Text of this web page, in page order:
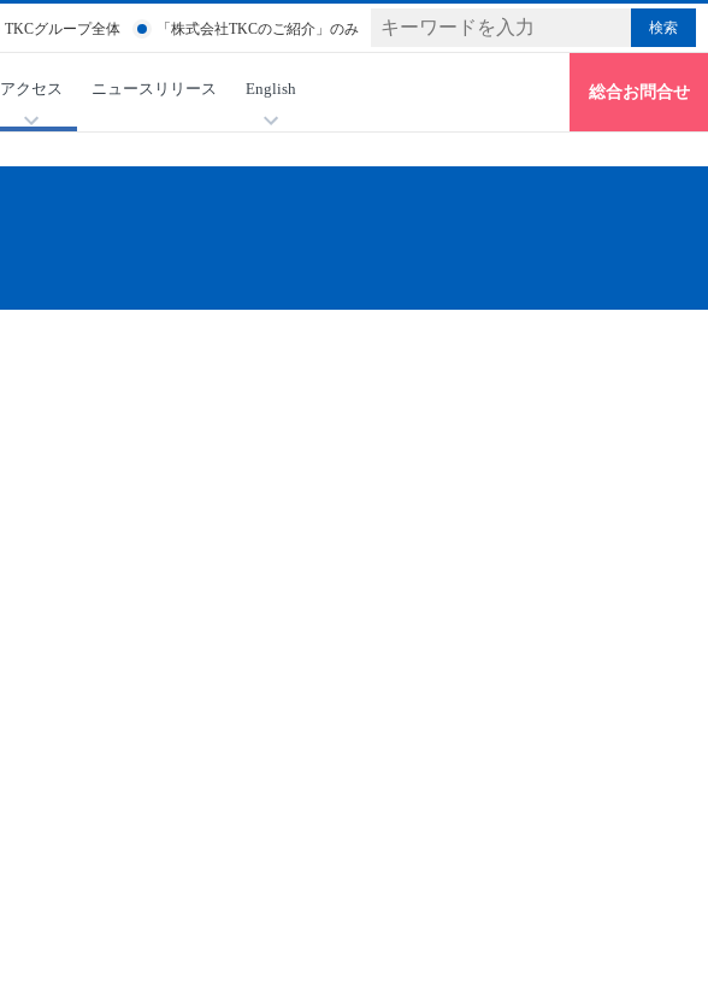
TKCグループ全体 「株式会社TKCのご紹介」のみ
アクセス ニュースリリース English 総合お問合せ